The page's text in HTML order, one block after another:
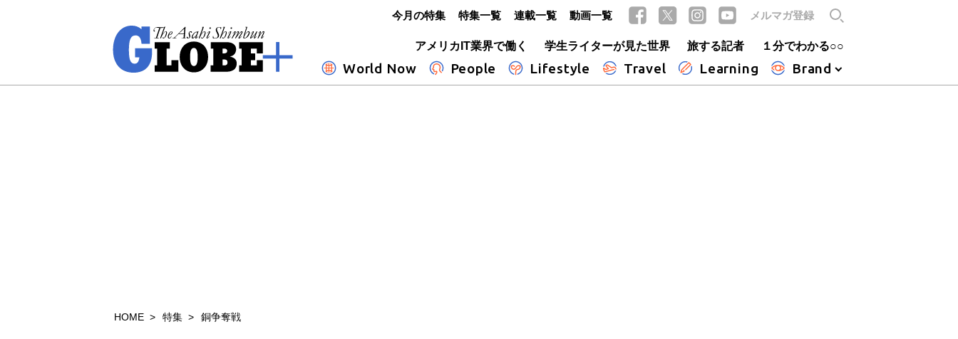
アメリカIT業界で働く
学生ライターが見た世界 旅する記者 １分でわかる○○
World Now People Lifestyle Travel Learning Brand
今月の特集 特集一覧 連載一覧 動画一覧 メルマガ登録
HOME 特集 銅争奪戦